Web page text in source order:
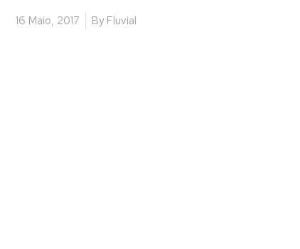
16 Maio, 2017 By Fluvial